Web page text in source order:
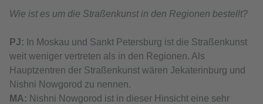
Wie ist es um die Straßenkunst in den Regionen bestellt?
PJ: In Moskau und Sankt Petersburg ist die Straßenkunst
weit weniger vertreten als in den Regionen. Als
Hauptzentren der Straßenkunst wären Jekaterinburg und
Nishni Nowgorod zu nennen.
МА: Nishni Nowgorod ist in dieser Hinsicht eine sehr